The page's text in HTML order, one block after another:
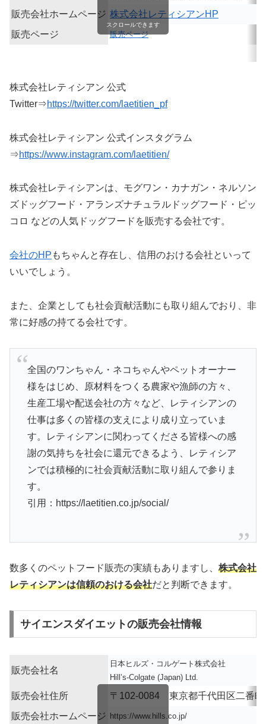
販売会社ホームページ 株式会社レティシアンHP
販売ページ
販売ページ
スクロールできます
株式会社レティシアン 公式
Twitter⇒https://twitter.com/laetitien_pf
株式会社レティシアン 公式インスタグラム
⇒https://www.instagram.com/laetitien/
株式会社レティシアンは、モグワン・カナガン・ネルソン
ズドッグフード・アランズナチュラルドッグフード・ピッ
コロ などの人気ドッグフードを販売する会社です。
会社のHP もちゃんと存在し、信用のおける会社といって
いいでしょう。
また、企業としても社会貢献活動にも取り組んでおり、非
常に好感の持てる会社です。
全国のワンちゃん・ネコちゃんやペットオーナー
様をはじめ、原材料をつくる農家や漁師の方々、
生産工場や配送会社の方々など、レティシアンの
仕事は多くの皆様の支えにより成り立っていま
す。レティシアンに関わってくださる皆様への感
謝の気持ちを社会に還元できるよう、レティシア
ンでは積極的に社会貢献活動に取り組んで参りま
す。
引用：https://laetitien.co.jp/social/
数多くのペットフード販売の実績もありますし、 株式会社
レティシアンは信頼のおける会社だと判断できます。
サイエンスダイエットの販売会社情報
販売会社名
日本ヒルズ・コルゲート株式会社
Hill’s-Colgate (Japan) Ltd.
販売会社住所
〒102-0084 東京都千代田区二番
販売会社ホームページ https://www.hills.co.jp/